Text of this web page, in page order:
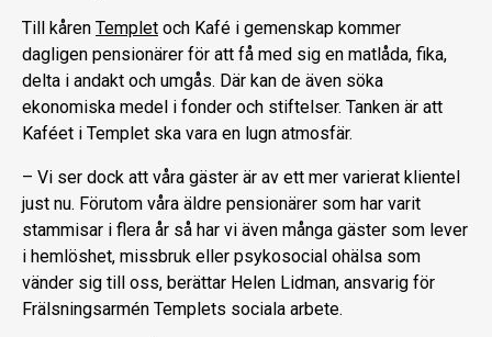
Till kåren Templet och Kafé i gemenskap kommer
dagligen pensionärer för att få med sig en matlåda, fika,
delta i andakt och umgås. Där kan de även söka
ekonomiska medel i fonder och stiftelser. Tanken är att
Kaféet i Templet ska vara en lugn atmosfär.
– Vi ser dock att våra gäster är av ett mer varierat klientel
just nu. Förutom våra äldre pensionärer som har varit
stammisar i flera år så har vi även många gäster som lever
i hemlöshet, missbruk eller psykosocial ohälsa som
vänder sig till oss, berättar Helen Lidman, ansvarig för
Frälsningsarmén Templets sociala arbete.